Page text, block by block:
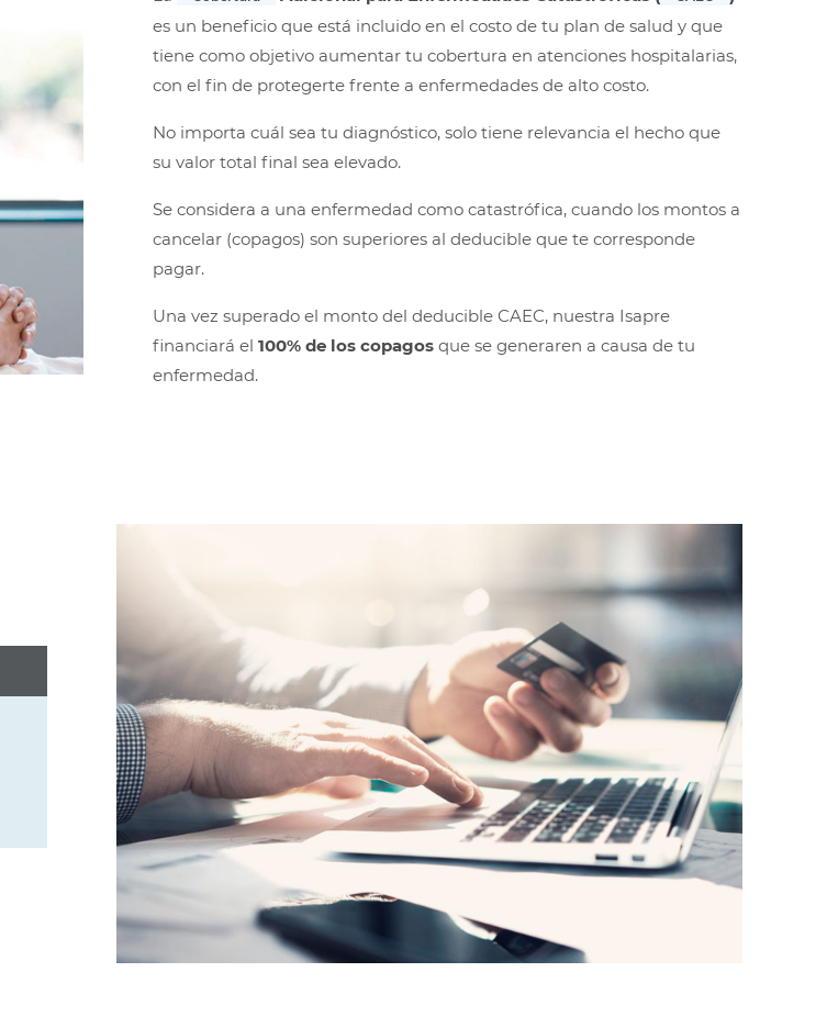
es un beneficio que está incluido en el costo de tu plan de salud y que
tiene como objetivo aumentar tu cobertura en atenciones hospitalarias,
con el fin de protegerte frente a enfermedades de alto costo.
No importa cuál sea tu diagnóstico, solo tiene relevancia el hecho que
su valor total final sea elevado.
Se considera a una enfermedad como catastrófica, cuando los montos a
cancelar (copagos) son superiores al deducible que te corresponde
pagar.
Una vez superado el monto del deducible CAEC, nuestra Isapre
financiará el 100% de los copagos que se generaren a causa de tu
enfermedad.